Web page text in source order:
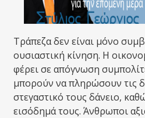
Τράπεζα δεν είναι μόνο
ουσιαστική κίνηση. Η
φέρει σε απόγνωση
μπορούν να πληρώσουν τις
στεγαστικό τους δάνειο,
εισόδημά τους. Άνθρωποι